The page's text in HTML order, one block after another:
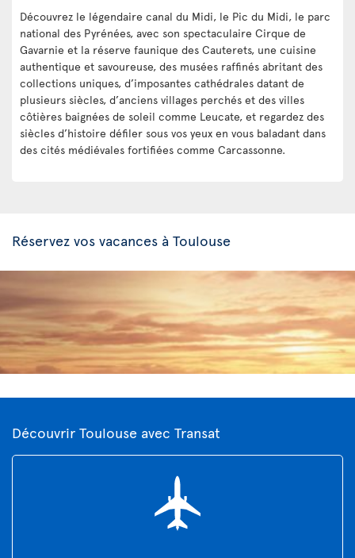
Découvrez le légendaire canal du Midi, le Pic du Midi, le parc
national des Pyrénées, avec son spectaculaire Cirque de
Gavarnie et la réserve faunique des Cauterets, une cuisine
authentique et savoureuse, des musées raffinés abritant des
collections uniques, d’imposantes cathédrales datant de
plusieurs siècles, d’anciens villages perchés et des villes
côtières baignées de soleil comme Leucate, et regardez des
siècles d’histoire défiler sous vos yeux en vous baladant dans
des cités médiévales fortifiées comme Carcassonne.
Réservez vos vacances à Toulouse
Découvrir Toulouse avec Transat